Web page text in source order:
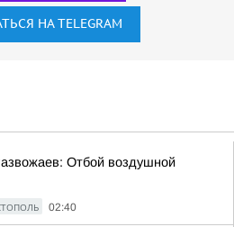
НА TELEGRAM
Отбой воздушной
02:40